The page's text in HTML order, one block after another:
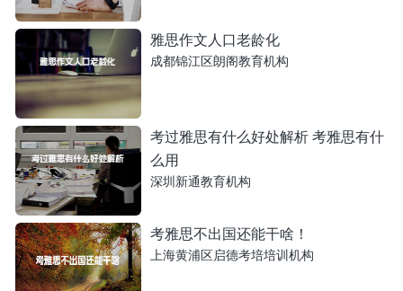
雅思作文人口老龄化
成都锦江区朗阁教育机构
考过雅思有什么好处解析 考雅思有什
么用
深圳新通教育机构
考雅思不出国还能干啥！
上海黄浦区启德考培培训机构